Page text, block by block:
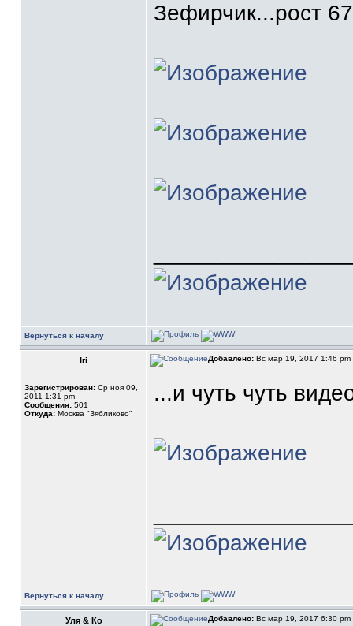
Зефирчик...рост
Вернуться к началу
Iri Добавлено: Вс мар 19, 2017 1:46 pm
Зарегистрирован: Ср ноя 09,
2011 1:31 pm
Сообщения: 501
Откуда: Москва "Зябликово"
...и чуть чуть
Вернуться к началу
Уля & Ко Добавлено: Вс мар 19, 2017 6:30 pm